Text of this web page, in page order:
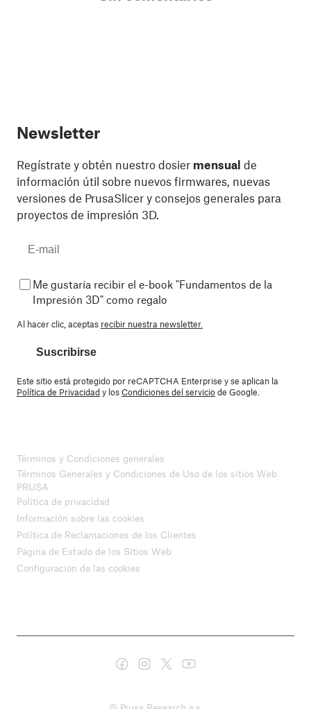
Newsletter
Regístrate y obtén nuestro dosier mensual de
información útil sobre nuevos firmwares, nuevas
versiones de PrusaSlicer y consejos generales para
proyectos de impresión 3D.
Me gustaría recibir el e-book "Fundamentos de la
Impresión 3D" como regalo
Al hacer clic, aceptas recibir nuestra newsletter.
Suscribirse
Este sitio está protegido por reCAPTCHA Enterprise y se aplican la
Política de Privacidady losCondiciones del serviciode Google.
Términos y Condiciones generales
Términos Generales y Condiciones de Uso de los sitios Web
PRUSA
Política de privacidad
Información sobre las cookies
Política de Reclamaciones de los Clientes
Página de Estado de los Sitios Web
Configuración de las cookies